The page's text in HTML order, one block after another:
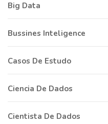
Big Data
Bussines Inteligence
Casos De Estudo
Ciencia De Dados
Cientista De Dados